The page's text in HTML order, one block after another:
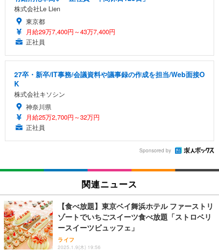
株式会社Le Lien
東京都
月給29万7,400円～43万7,400円
正社員
27卒・新卒/IT事務/会議資料や議事録の作成を担当/Web面接O
K
株式会社キソシン
神奈川県
月給25万2,700円～32万円
正社員
Sponsored by
関連ニュース
【食べ放題】東京ベイ舞浜ホテル ファーストリ
ゾートでいちごスイーツ食べ放題「ストロベリ
ースイーツビュッフェ」
ライフ
2025.1.9(木) 19:56